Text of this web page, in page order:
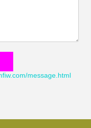
message.html